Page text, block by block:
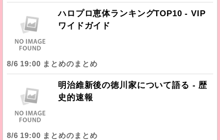
ハロプロ恵体ランキングTOP10 - VIP
ワイドガイド
8/6 19:00 まとめのまとめ
明治維新後の徳川家について語る - 歴
史的速報
8/6 19:00 まとめのまとめ